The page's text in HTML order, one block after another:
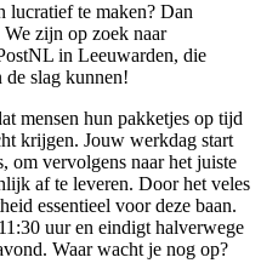
lucratief te maken? Dan
zijn op zoek naar
in Leeuwarden, die
de slag kunnen!
mensen hun pakketjes op tijd
krijgen. Jouw werkdag start
om vervolgens naar het juiste
af te leveren. Door het veles
essentieel voor deze baan.
uur en eindigt halverwege
Waar wacht je nog op?